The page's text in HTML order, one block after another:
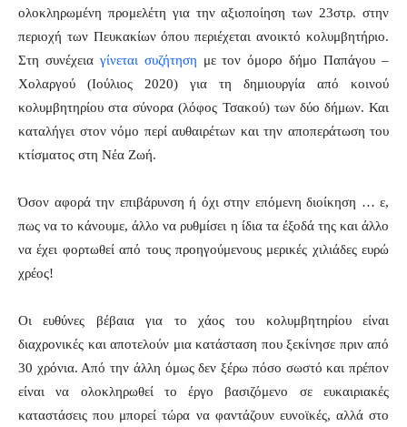
ολοκληρωμένη προμελέτη για την αξιοποίηση των 23στρ. στην
περιοχή των Πευκακίων όπου περιέχεται ανοικτό κολυμβητήριο.
Στη συνέχεια γίνεται συζήτηση με τον όμορο δήμο Παπάγου –
Χολαργού (Ιούλιος 2020) για τη δημιουργία από κοινού
κολυμβητηρίου στα σύνορα (λόφος Τσακού) των δύο δήμων. Και
καταλήγει στον νόμο περί αυθαιρέτων και την αποπεράτωση του
κτίσματος στη Νέα Ζωή.
Όσον αφορά την επιβάρυνση ή όχι στην επόμενη διοίκηση … ε,
πως να το κάνουμε, άλλο να ρυθμίσει η ίδια τα έξοδά της και άλλο
να έχει φορτωθεί από τους προηγούμενους μερικές χιλιάδες ευρώ
χρέος!
Οι ευθύνες βέβαια για το χάος του κολυμβητηρίου είναι
διαχρονικές και αποτελούν μια κατάσταση που ξεκίνησε πριν από
30 χρόνια. Από την άλλη όμως δεν ξέρω πόσο σωστό και πρέπον
είναι να ολοκληρωθεί το έργο βασιζόμενο σε ευκαιριακές
καταστάσεις που μπορεί τώρα να φαντάζουν ευνοϊκές, αλλά στο